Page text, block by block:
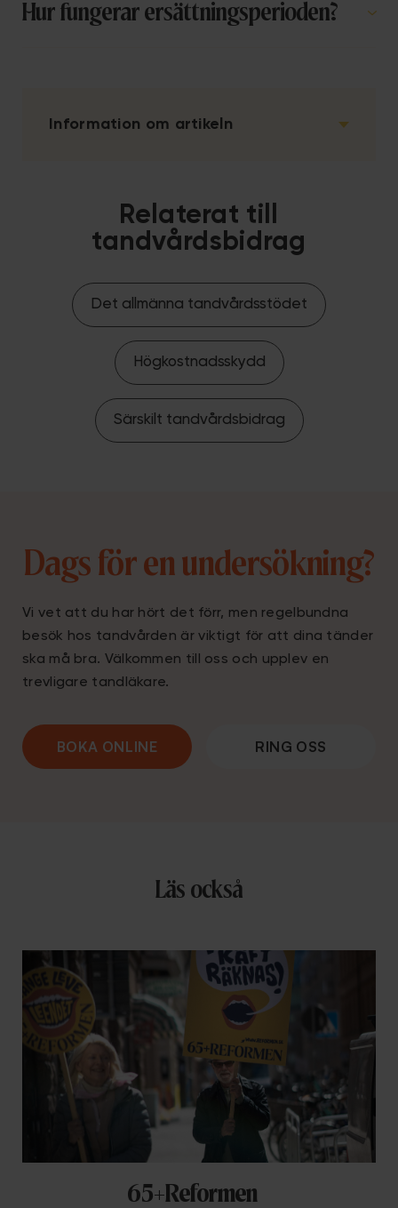
Hur fungerar ersättningsperioden?
Information om artikeln
Relaterat till
tandvårdsbidrag
Det allmänna tandvårdsstödet
Högkostnadsskydd
Särskilt tandvårdsbidrag
Dags för en undersökning?
Vi vet att du har hört det förr, men regelbundna
besök hos tandvården är viktigt för att dina tänder
ska må bra. Välkommen till oss och upplev en
trevligare tandläkare.
BOKA ONLINE RING OSS
Läs också
65+Reformen